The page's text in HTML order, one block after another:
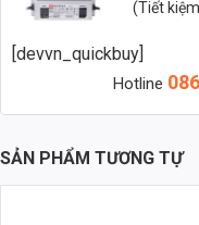
Công suất (Power):
(Tiết
[devvn_quickbuy]
Hotline
SẢN PHẨM TƯƠNG TỰ